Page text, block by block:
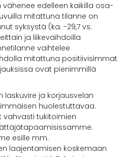
edelleen kaikilla osa-
mitattuna tilanne on
syksystä (ka. -29,7 vs.
ja liikevaihdoilla
vaihtelee
mitattuna positiivisimmat
ovat pienimmillä
laskuvire ja korjausvelan
huolestuttavaa.
vahvasti tukitoimien
esille mm.
laajentamisen koskemaan